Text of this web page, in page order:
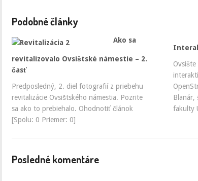
Podobné články
Ako sa
revitalizovalo Ovsištské námestie – 2.
časť
Predposledný, 2. diel fotografií z priebehu
revitalizácie Ovsištského námestia. Pozrite
sa ako to prebiehalo. Ohodnotiť článok
[Spolu: 0 Priemer: 0]
Blanár,
fakulty
Posledné komentáre